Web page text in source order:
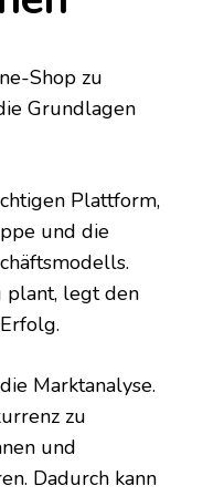
Shop zu
Grundlagen
Plattform,
und die
plant, legt den
Marktanalyse.
zu
und
Dadurch kann